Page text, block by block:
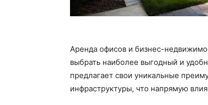
Аренда офисов и бизнес-
выбрать наиболее выгодный и
предлагает свои уникальные
инфраструктуры, что напрямую